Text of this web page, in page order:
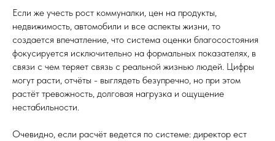
Если же учесть рост коммуналки, цен на продукты,
недвижимость, автомобили и все аспекты жизни, то
создается впечатление, что система оценки благосостояния
фокусируется исключительно на формальных показателях, в
связи с чем теряет связь с реальной жизнью людей. Цифры
могут расти, отчёты - выглядеть безупречно, но при этом
растёт тревожность, долговая нагрузка и ощущение
нестабильности.
Очевидно, если расчёт ведется по системе: директор ест